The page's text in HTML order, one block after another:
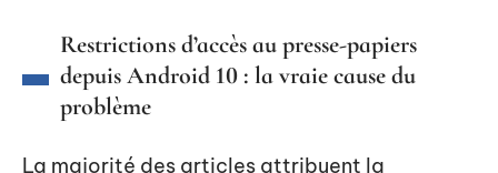
Restrictions d’accès au presse-papiers
depuis Android 10 : la vraie cause du
problème
La majorité des articles attribuent la